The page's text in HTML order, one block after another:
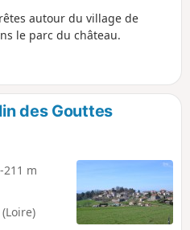
autour du village de
le parc du château.
des Gouttes
-211 m